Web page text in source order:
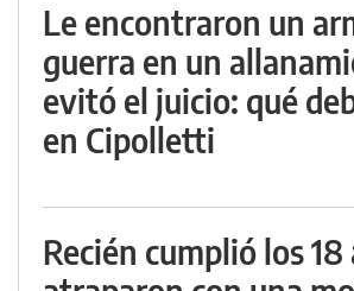
Le encontraron un
guerra en un
evitó el juicio: qué
en Cipolletti
Recién cumplió los 18